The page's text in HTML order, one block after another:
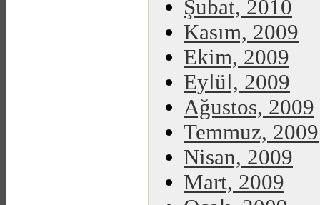
Şubat, 2010
Kasım, 2009
Ekim, 2009
Eylül, 2009
Ağustos, 2009
Temmuz, 2009
Nisan, 2009
Mart, 2009